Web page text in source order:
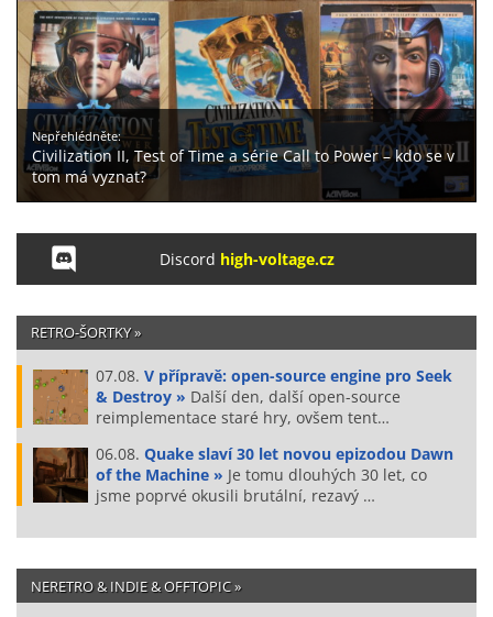
Nepřehlédněte:
Civilization II, Test of Time a série Call to Power – kdo se v
tom má vyznat?
Discord high-voltage.cz
RETRO-ŠORTKY »
07.08. V přípravě: open-source engine pro Seek
& Destroy » Další den, další open-source
reimplementace staré hry, ovšem tent…
06.08. Quake slaví 30 let novou epizodou Dawn
of the Machine » Je tomu dlouhých 30 let, co
jsme poprvé okusili brutální, rezavý …
NERETRO & INDIE & OFFTOPIC »